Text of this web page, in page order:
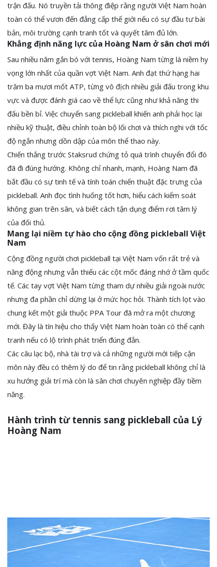
trận đấu. Nó truyền tải thông điệp rằng người Việt Nam hoàn
toàn có thể vươn đến đẳng cấp thế giới nếu có sự đầu tư bài
bản, môi trường cạnh tranh tốt và quyết tâm đủ lớn.
Khẳng định năng lực của Hoàng Nam ở sân chơi mới
Sau nhiều năm gắn bó với tennis, Hoàng Nam từng là niềm hy
vọng lớn nhất của quần vợt Việt Nam. Anh đạt thứ hạng hai
trăm ba mươi mốt ATP, từng vô địch nhiều giải đấu trong khu
vực và được đánh giá cao về thể lực cũng như khả năng thi
đấu bền bỉ. Việc chuyển sang pickleball khiến anh phải học lại
nhiều kỹ thuật, điều chỉnh toàn bộ lối chơi và thích nghi với tốc
độ ngắn nhưng dồn dập của môn thể thao này.
Chiến thắng trước Staksrud chứng tỏ quá trình chuyển đổi đó
đã đi đúng hướng. Không chỉ nhanh, mạnh, Hoàng Nam đã
bắt đầu có sự tinh tế và tính toán chiến thuật đặc trưng của
pickleball. Anh đọc tình huống tốt hơn, hiểu cách kiểm soát
không gian trên sân, và biết cách tận dụng điểm rơi tâm lý
của đối thủ.
Mang lại niềm tự hào cho cộng đồng pickleball Việt
Nam
Cộng đồng người chơi pickleball tại Việt Nam vốn rất trẻ và
năng động nhưng vẫn thiếu các cột mốc đáng nhớ ở tầm quốc
tế. Các tay vợt Việt Nam từng tham dự nhiều giải ngoài nước
nhưng đa phần chỉ dừng lại ở mức học hỏi. Thành tích lọt vào
chung kết một giải thuộc PPA Tour đã mở ra một chương
mới. Đây là tín hiệu cho thấy Việt Nam hoàn toàn có thể cạnh
tranh nếu có lộ trình phát triển đúng đắn.
Các câu lạc bộ, nhà tài trợ và cả những người mới tiếp cận
môn này đều có thêm lý do để tin rằng pickleball không chỉ là
xu hướng giải trí mà còn là sân chơi chuyên nghiệp đầy tiềm
năng.
Hành trình từ tennis sang pickleball của Lý
Hoàng Nam